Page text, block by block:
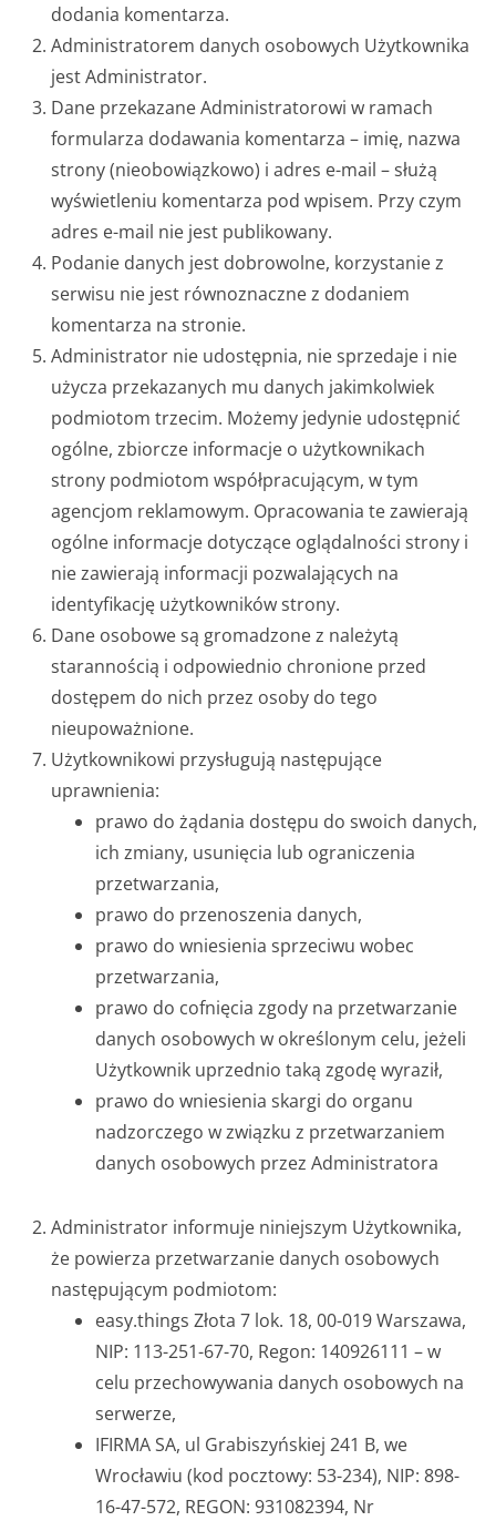
dodania komentarza.
Administratorem danych osobowych Użytkownika
jest Administrator.
Dane przekazane Administratorowi w ramach
formularza dodawania komentarza – imię, nazwa
strony (nieobowiązkowo) i adres e-mail – służą
wyświetleniu komentarza pod wpisem. Przy czym
adres e-mail nie jest publikowany.
Podanie danych jest dobrowolne, korzystanie z
serwisu nie jest równoznaczne z dodaniem
komentarza na stronie.
Administrator nie udostępnia, nie sprzedaje i nie
użycza przekazanych mu danych jakimkolwiek
podmiotom trzecim. Możemy jedynie udostępnić
ogólne, zbiorcze informacje o użytkownikach
strony podmiotom współpracującym, w tym
agencjom reklamowym. Opracowania te zawierają
ogólne informacje dotyczące oglądalności strony i
nie zawierają informacji pozwalających na
identyfikację użytkowników strony.
Dane osobowe są gromadzone z należytą
starannością i odpowiednio chronione przed
dostępem do nich przez osoby do tego
nieupoważnione.
Użytkownikowi przysługują następujące
uprawnienia:
prawo do żądania dostępu do swoich danych,
ich zmiany, usunięcia lub ograniczenia
przetwarzania,
prawo do przenoszenia danych,
prawo do wniesienia sprzeciwu wobec
przetwarzania,
prawo do cofnięcia zgody na przetwarzanie
danych osobowych w określonym celu, jeżeli
Użytkownik uprzednio taką zgodę wyraził,
prawo do wniesienia skargi do organu
nadzorczego w związku z przetwarzaniem
danych osobowych przez Administratora
Administrator informuje niniejszym Użytkownika,
że powierza przetwarzanie danych osobowych
następującym podmiotom:
easy.things Złota 7 lok. 18, 00-019 Warszawa,
NIP: 113-251-67-70, Regon: 140926111 – w
celu przechowywania danych osobowych na
serwerze,
IFIRMA SA, ul Grabiszyńskiej 241 B, we
Wrocławiu (kod pocztowy: 53-234), NIP: 898-
16-47-572, REGON: 931082394, Nr